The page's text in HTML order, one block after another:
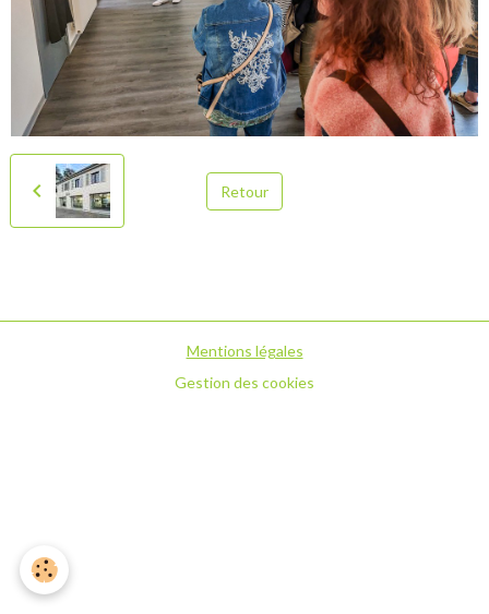
Retour
Mentions légales
Gestion des cookies